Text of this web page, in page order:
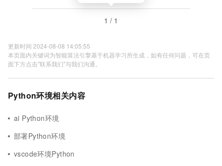
1 / 1
更新时间 2024-08-08 14:05:55
本页面内关键词为智能算法引擎基于机器学习所生成，如有任何问题，可在页
面下方点击"联系我们"与我们沟通。
Python环境相关内容
ai Python环境
部署Python环境
vscode环境Python